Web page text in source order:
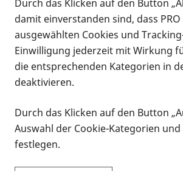
Infomaterial
Infomaterial
Durch das Klicken auf den Button
damit einverstanden sind, dass PRO
ausgewählten Cookies und
Einwilligung jederzeit mit Wirkung
die entsprechenden Kategorien in
deaktivieren.
Durch das Klicken auf den Button
Auswahl der Cookie-Kategorien
festlegen.